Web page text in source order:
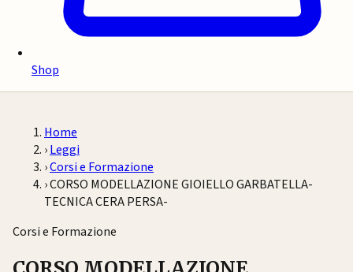
Shop
Home
›Leggi
›Corsi e Formazione
›CORSO MODELLAZIONE GIOIELLO GARBATELLA-
TECNICA CERA PERSA-
Corsi e Formazione